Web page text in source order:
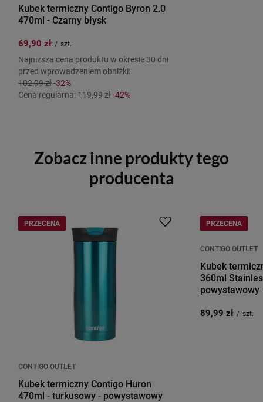
Kubek termiczny Contigo Byron 2.0
470ml - Czarny błysk
69,90 zł / szt.
Najniższa cena produktu w okresie 30 dni
przed wprowadzeniem obniżki:
102,99 zł-32%
Cena regularna:119,99 zł-42%
Zobacz inne produkty tego
producenta
PRZECENA
CONTIGO OUTLET
Kubek termiczny Contigo Huron
470ml - turkusowy - powystawowy
PRZECENA
CONTIGO OUTLET
Kubek
360ml
powystawowy
89,99 zł / szt.